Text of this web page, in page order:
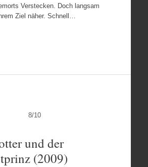
Verstecken. Doch langsam
Ziel näher. Schnell…
8/10
und der
(2009)